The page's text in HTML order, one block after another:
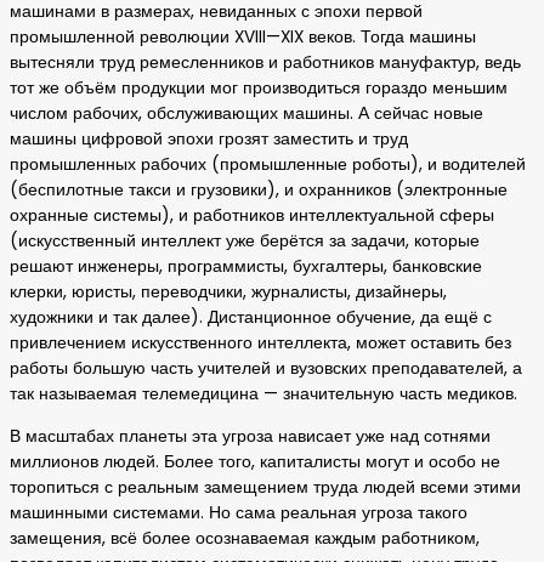
машинами в размерах, невиданных с эпохи первой
промышленной революции XVIII—XIX веков. Тогда машины
вытесняли труд ремесленников и работников мануфактур, ведь
тот же объём продукции мог производиться гораздо меньшим
числом рабочих, обслуживающих машины. А сейчас новые
машины цифровой эпохи грозят заместить и труд
промышленных рабочих (промышленные роботы), и водителей
(беспилотные такси и грузовики), и охранников (электронные
охранные системы), и работников интеллектуальной сферы
(искусственный интеллект уже берётся за задачи, которые
решают инженеры, программисты, бухгалтеры, банковские
клерки, юристы, переводчики, журналисты, дизайнеры,
художники и так далее). Дистанционное обучение, да ещё с
привлечением искусственного интеллекта, может оставить без
работы большую часть учителей и вузовских преподавателей, а
так называемая телемедицина — значительную часть медиков.
В масштабах планеты эта угроза нависает уже над сотнями
миллионов людей. Более того, капиталисты могут и особо не
торопиться с реальным замещением труда людей всеми этими
машинными системами. Но сама реальная угроза такого
замещения, всё более осознаваемая каждым работником,